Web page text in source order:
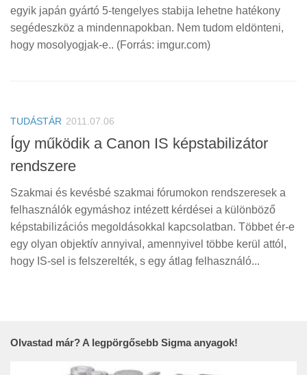
egyik japán gyártó 5-tengelyes stabija lehetne hatékony
segédeszköz a mindennapokban. Nem tudom eldönteni,
hogy mosolyogjak-e.. (Forrás: imgur.com)
TUDÁSTÁR 2011.07.06
Így működik a Canon IS képstabilizátor
rendszere
Szakmai és kevésbé szakmai fórumokon rendszeresek a
felhasználók egymáshoz intézett kérdései a különböző
képstabilizációs megoldásokkal kapcsolatban. Többet ér-e
egy olyan objektív annyival, amennyivel többe kerül attól,
hogy IS-sel is felszerelték, s egy átlag felhasználó...
Olvastad már? A legpörgősebb Sigma anyagok!